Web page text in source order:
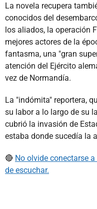
La novela recupera
conocidos del
los aliados, la operación
mejores actores de la
fantasma, una "gran
atención del Ejército
vez de Normandía.
La "indómita" reportera,
su labor a lo largo de su
cubrió la invasión de
estaba donde sucedía la
🔴 No olvide conectarse
de escuchar.